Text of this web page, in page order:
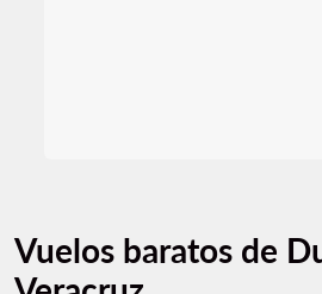
Vuelos baratos de